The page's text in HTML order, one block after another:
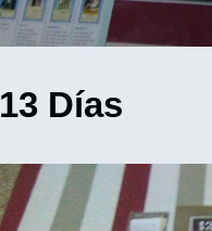
13 Días